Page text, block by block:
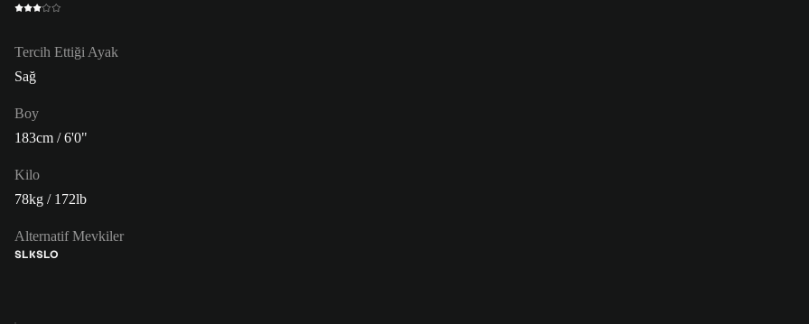
Tercih Ettiği Ayak
Sağ
Boy
183cm / 6'0"
Kilo
78kg / 172lb
Alternatif Mevkiler
SLKSLO